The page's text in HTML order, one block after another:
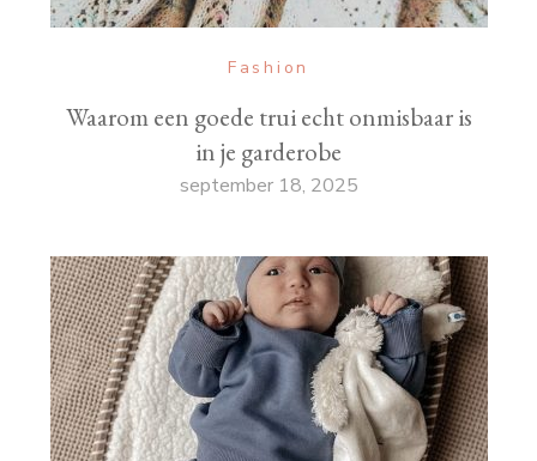
Fashion
Waarom een goede trui echt onmisbaar is
in je garderobe
september 18, 2025